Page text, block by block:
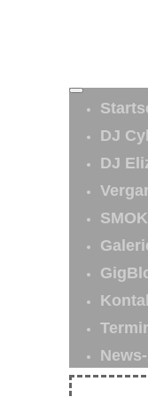
DJ
DJ